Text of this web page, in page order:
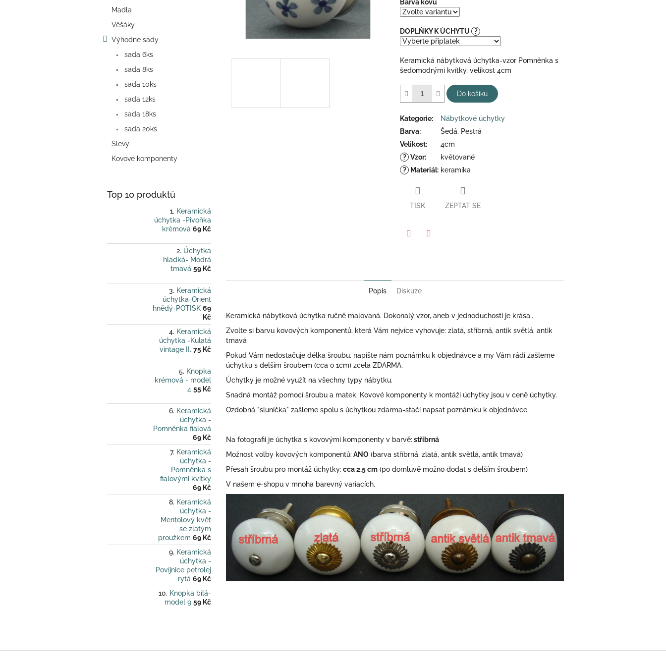
Madla
Věšáky
Výhodné sady
sada 6ks
sada 8ks
sada 10ks
sada 12ks
sada 18ks
sada 20ks
Slevy
Kovové komponenty
Top 10 produktů
Keramická
úchytka -Pivoňka
krémová 69 Kč
Úchytka
hladká- Modrá
tmavá 59 Kč
Keramická
úchytka-Orient
hnědý-POTISK 69
Kč
Keramická
úchytka -Kulatá
vintage II. 75 Kč
Knopka
krémová - model
4 55 Kč
Keramická
úchytka -
Pomněnka fialová
69 Kč
Keramická
úchytka -
Pomněnka s
fialovými kvítky
69 Kč
Keramická
úchytka -
Mentolový květ
se zlatým
proužkem 69 Kč
Keramická
úchytka -
Povíjnice petrolej
rytá 69 Kč
Knopka bílá-
model 9 59 Kč
z
5
hvězdiček.
Barva kovu
DOPLŇKY K ÚCHYTU ?
Keramická nábytková úchytka-vzor Pomněnka s
šedomodrými kvítky, velikost 4cm
Do košíku
Kategorie:
Nábytkové úchytky
Barva:
Šedá, Pestrá
Velikost:
4cm
? Vzor:
květované
? Materiál: keramika
TISK ZEPTAT SE
Popis Diskuze
Keramická nábytková úchytka ručně malovaná. Dokonalý vzor, aneb v jednoduchosti je krása..
Zvolte si barvu kovových komponentů, která Vám nejvíce vyhovuje: zlatá, stříbrná, antik světlá, antik
tmavá
Pokud Vám nedostačuje délka šroubu, napište nám poznámku k objednávce a my Vám rádi zašleme
úchytku s delším šroubem (cca o 1cm) zcela ZDARMA.
Úchytky je možné využít na všechny typy nábytku.
Snadná montáž pomocí šroubu a matek. Kovové komponenty k montáži úchytky jsou v ceně úchytky.
Ozdobná "sluníčka" zašleme spolu s úchytkou zdarma-stačí napsat poznámku k objednávce.
Na fotografii je úchytka s kovovými komponenty v barvě: stříbrná
Možnost volby kovových komponentů: ANO (barva stříbrná, zlatá, antik světlá, antik tmavá)
Přesah šroubu pro montáž úchytky: cca 2,5 cm (po domluvě možno dodat s delším šroubem)
V našem e-shopu v mnoha barevný variacích.